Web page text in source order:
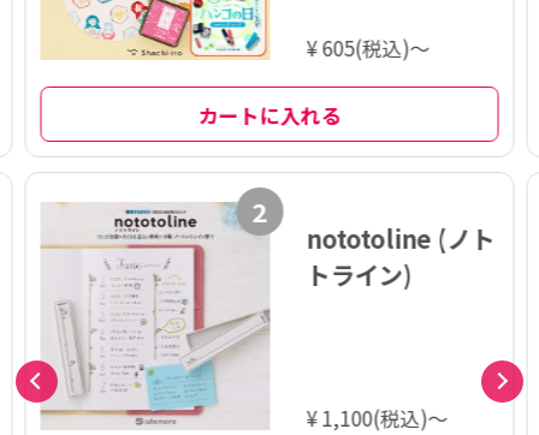
¥ 605(税込)～
カートに入れる
2
nototoline (ノト
トライン)
¥ 1,100(税込)～